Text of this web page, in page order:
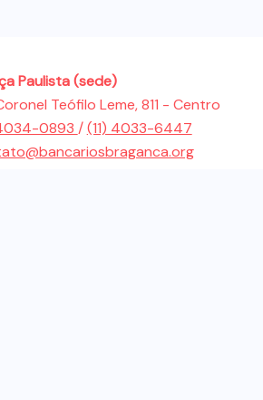
Paulista (sede)
Teófilo Leme, 811 - Centro
0893 /(11) 4033-6447
5522